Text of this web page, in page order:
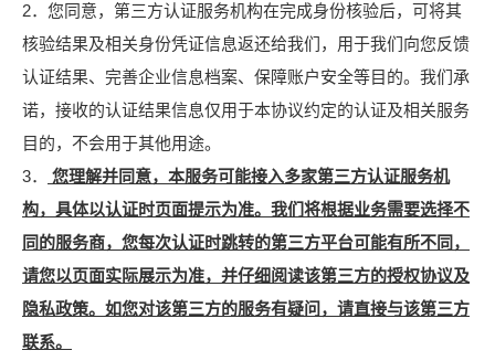
2．您同意，第三方认证服务机构在完成身份核验后，可将其
核验结果及相关身份凭证信息返还给我们，用于我们向您反馈
认证结果、完善企业信息档案、保障账户安全等目的。我们承
诺，接收的认证结果信息仅用于本协议约定的认证及相关服务
目的，不会用于其他用途。
3．
您理解并同意，本服务可能接入多家第三方认证服务机
构，具体以认证时页面提示为准。我们将根据业务需要选择不
同的服务商，您每次认证时跳转的第三方平台可能有所不同，
请您以页面实际展示为准，并仔细阅读该第三方的授权协议及
隐私政策。如您对该第三方的服务有疑问，请直接与该第三方
联系。